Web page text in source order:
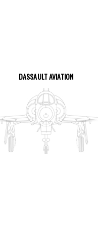
DASSAULT AVIATION
VOIR LA PAGE